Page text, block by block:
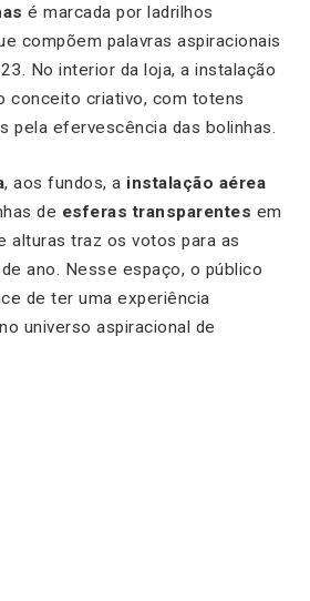
é marcada por ladrilhos
compõem palavras aspiracionais
No interior da loja, a instalação
conceito criativo, com totens
pela efervescência das bolinhas.
, aos fundos, a instalação aérea
de esferas transparentes em
alturas traz os votos para as
ano. Nesse espaço, o público
de ter uma experiência
universo aspiracional de